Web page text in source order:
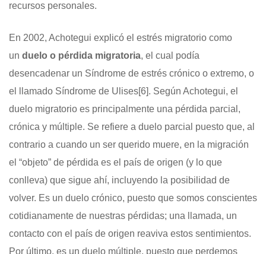
recursos personales.
En 2002, Achotegui explicó el estrés migratorio como
un duelo o pérdida migratoria, el cual podía
desencadenar un Síndrome de estrés crónico o extremo, o
el llamado Síndrome de Ulises[6]. Según Achotegui, el
duelo migratorio es principalmente una pérdida parcial,
crónica y múltiple. Se refiere a duelo parcial puesto que, al
contrario a cuando un ser querido muere, en la migración
el “objeto” de pérdida es el país de origen (y lo que
conlleva) que sigue ahí, incluyendo la posibilidad de
volver. Es un duelo crónico, puesto que somos conscientes
cotidianamente de nuestras pérdidas; una llamada, un
contacto con el país de origen reaviva estos sentimientos.
Por último, es un duelo múltiple, puesto que perdemos